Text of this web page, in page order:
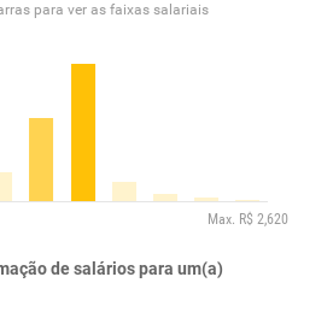
para ver as faixas salariais
de salários para um(a)